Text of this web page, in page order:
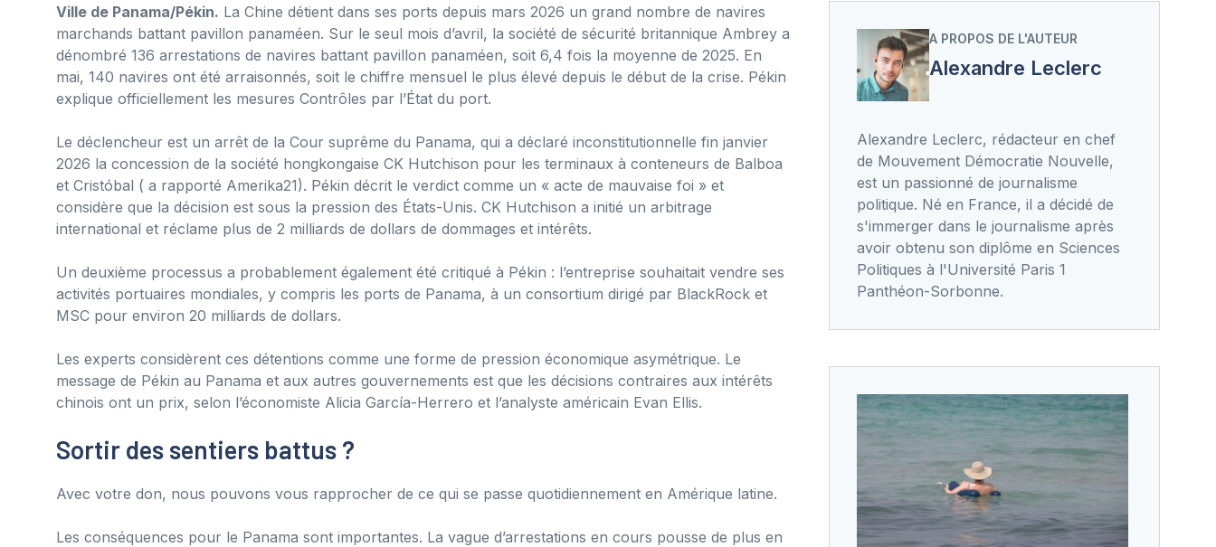
Ville de Panama/Pékin. La Chine détient dans ses ports depuis mars 2026 un grand nombre de navires
marchands battant pavillon panaméen. Sur le seul mois d’avril, la société de sécurité britannique Ambrey a
dénombré 136 arrestations de navires battant pavillon panaméen, soit 6,4 fois la moyenne de 2025. En
mai, 140 navires ont été arraisonnés, soit le chiffre mensuel le plus élevé depuis le début de la crise. Pékin
explique officiellement les mesures Contrôles par l’État du port.
Le déclencheur est un arrêt de la Cour suprême du Panama, qui a déclaré inconstitutionnelle fin janvier
2026 la concession de la société hongkongaise CK Hutchison pour les terminaux à conteneurs de Balboa
et Cristóbal ( a rapporté Amerika21). Pékin décrit le verdict comme un « acte de mauvaise foi » et
considère que la décision est sous la pression des États-Unis. CK Hutchison a initié un arbitrage
international et réclame plus de 2 milliards de dollars de dommages et intérêts.
Un deuxième processus a probablement également été critiqué à Pékin : l’entreprise souhaitait vendre ses
activités portuaires mondiales, y compris les ports de Panama, à un consortium dirigé par BlackRock et
MSC pour environ 20 milliards de dollars.
Les experts considèrent ces détentions comme une forme de pression économique asymétrique. Le
message de Pékin au Panama et aux autres gouvernements est que les décisions contraires aux intérêts
chinois ont un prix, selon l’économiste Alicia García-Herrero et l’analyste américain Evan Ellis.
Sortir des sentiers battus ?
Avec votre don, nous pouvons vous rapprocher de ce qui se passe quotidiennement en Amérique latine.
Les conséquences pour le Panama sont importantes. La vague d’arrestations en cours pousse de plus en
A PROPOS DE L'AUTEUR
Alexandre Leclerc
Alexandre Leclerc, rédacteur en chef
de Mouvement Démocratie Nouvelle,
est un passionné de journalisme
politique. Né en France, il a décidé de
s'immerger dans le journalisme après
avoir obtenu son diplôme en Sciences
Politiques à l'Université Paris 1
Panthéon-Sorbonne.